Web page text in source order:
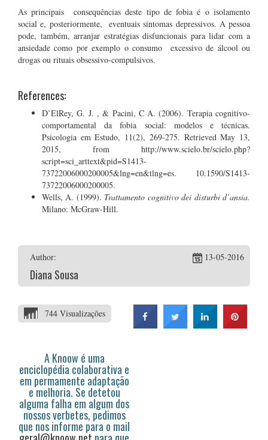
As principais consequências deste tipo de fobia é o isolamento
social e, posteriormente, eventuais sintomas depressivos. A pessoa
pode, também, arranjar estratégias disfuncionais para lidar com a
ansiedade como por exemplo o consumo excessivo de álcool ou
drogas ou rituais obsessivo-compulsivos.
References:
D’ElRey, G. J. , & Pacini, C A. (2006). Terapia cognitivo-
comportamental da fobia social: modelos e técnicas.
Psicologia em Estudo, 11(2), 269-275. Retrieved May 13,
2015, from http://www.scielo.br/scielo.php?
script=sci_arttext&pid=S1413-
73722006000200005&lng=en&tlng=es. 10.1590/S1413-
73722006000200005.
Wells, A. (1999). Trattamento cognitivo dei disturbi d’ansia.
Milano: McGraw-Hill.
Author:
Diana Sousa
13-05-2016
744 Visualizações
A Knoow é uma
enciclopédia colaborativa e
em permamente adaptação
e melhoria. Se detetou
alguma falha em algum dos
nossos verbetes, pedimos
que nos informe para o mail